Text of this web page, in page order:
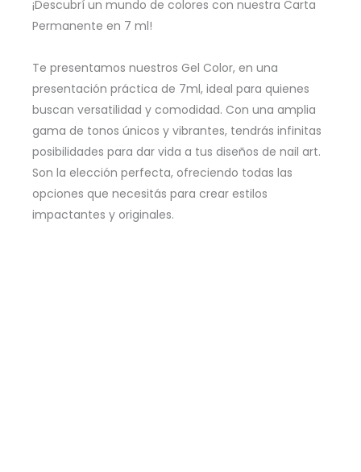
–
-
GELCOL
-1759
cantidad
¡Descubrí un mundo de colores con nuestra Carta
Permanente en 7 ml!
Te presentamos nuestros Gel Color, en una
presentación práctica de 7ml, ideal para quienes
buscan versatilidad y comodidad. Con una amplia
gama de tonos únicos y vibrantes, tendrás infinitas
posibilidades para dar vida a tus diseños de nail art.
Son la elección perfecta, ofreciendo todas las
opciones que necesitás para crear estilos
impactantes y originales.